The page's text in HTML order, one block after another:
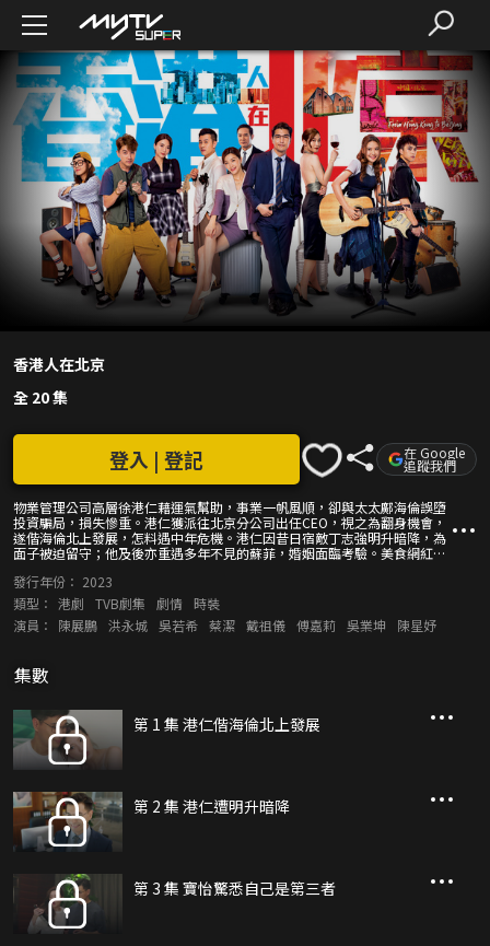
香港人在北京
全 20 集
物業管理公司高層徐港仁藉運氣幫助，事業一帆風順，卻與太太鄺海倫誤墮
投資騙局，損失慘重。港仁獲派往北京分公司出任CEO，視之為翻身機會，
遂偕海倫北上發展，怎料遇中年危機。港仁因昔日宿敵丁志強明升暗降，為
面子被迫留守；他及後亦重遇多年不見的蘇菲，婚姻面臨考驗。美食網紅徐
廢棄變壓廠改造成文創園。「佛系主義」的港仁，要認真為人生打場硬仗！
登入 | 登記 在 Google
追蹤我們
發行年份： 2023
類型： 港劇 TVB劇集 劇情
時裝
演員：
陳展鵬 洪永城 吳若希 蔡潔 戴祖儀 傅嘉莉 吳業坤 陳星妤
集數
第 1 集 港仁偕海倫北上發展
第 2 集 港仁遭明升暗降
第 3 集 寶怡驚悉自己是第三者